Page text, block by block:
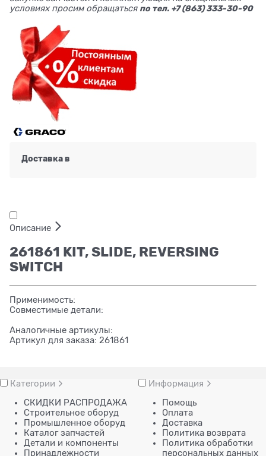
условиях просим обращаться по тел. +7 (863) 333-30-90
Доставка в
Описание
261861 KIT, SLIDE, REVERSING
SWITCH
Применимость:
Совместимые детали:
Аналогичные артикулы:
Артикул для заказа: 261861
Категории
СКИДКИ РАСПРОДАЖА
Строительное оборуд
Промышленное оборуд
Каталог запчастей
Детали и компоненты
Принадлежности
Информация
Помощь
Оплата
Доставка
Политика возврата
Политика обработки
персональных данных